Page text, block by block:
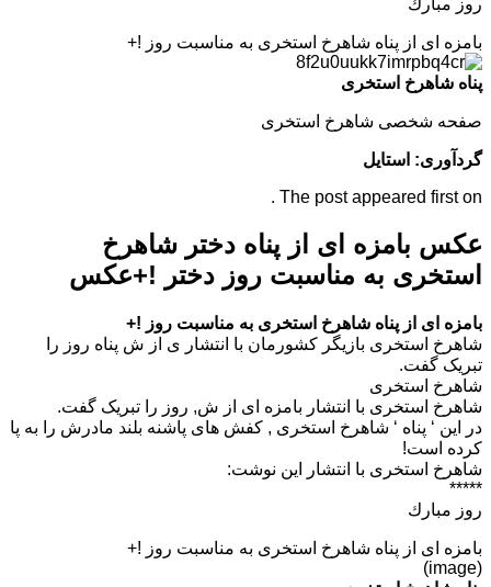
روز مبارك
بامزه ای از پناه شاهرخ استخری به مناسبت روز !+
پناه شاهرخ استخری
صفحه شخصی شاهرخ استخری
گردآوری: استایل
The post appeared first on .
عکس بامزه ای از پناه دختر شاهرخ
استخری به مناسبت روز دختر !+عکس
بامزه ای از پناه شاهرخ استخری به مناسبت روز !+
شاهرخ استخری بازیگر کشورمان با انتشار ی از ش پناه روز را
تبریک گفت.
شاهرخ استخری
شاهرخ استخری با انتشار بامزه ای از ش, روز را تبریک گفت.
در این ‘ پناه ‘ شاهرخ استخری , کفش های پاشنه بلند مادرش را به پا
کرده است!
شاهرخ استخری با انتشار این نوشت:
*****
روز مبارك
بامزه ای از پناه شاهرخ استخری به مناسبت روز !+
(image)